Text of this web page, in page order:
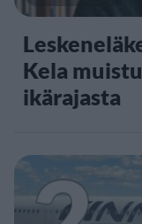
Kela
ikärajasta